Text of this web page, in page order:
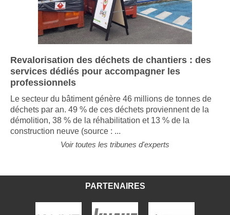
Revalorisation des déchets de chantiers : des
services dédiés pour accompagner les
professionnels
Le secteur du bâtiment génère 46 millions de tonnes de
déchets par an. 49 % de ces déchets proviennent de la
démolition, 38 % de la réhabilitation et 13 % de la